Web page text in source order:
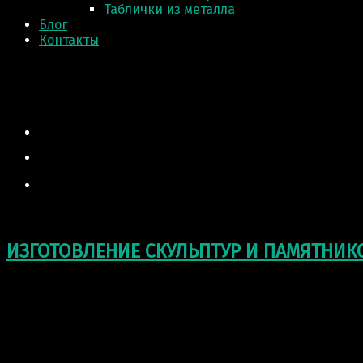
Таблички из металла
Блог
Контакты
ИЗГОТОВЛЕНИЕ СКУЛЬПТУР И